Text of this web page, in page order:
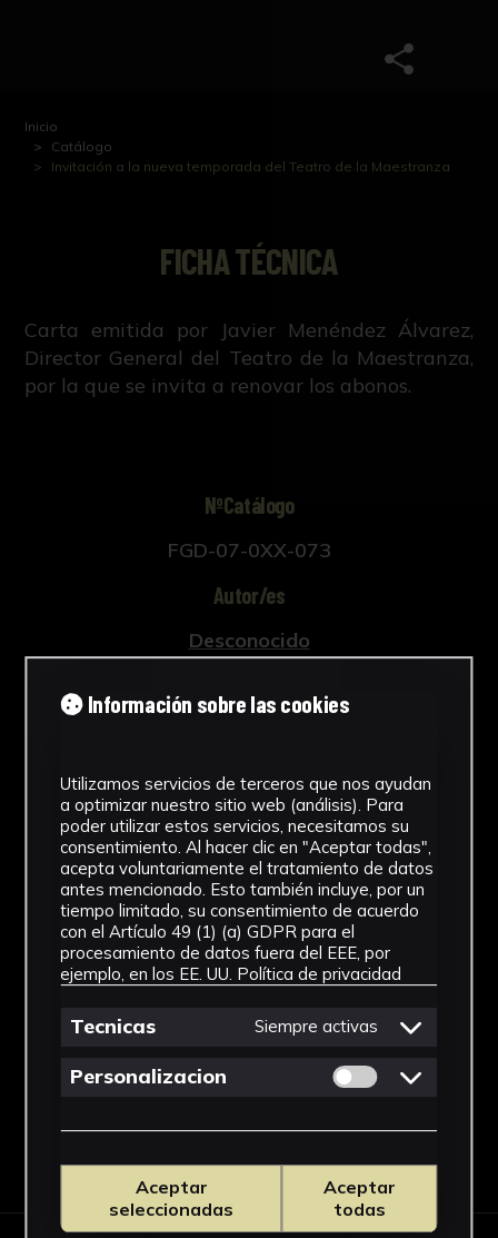
Inicio
Catálogo
Invitación a la nueva temporada del Teatro de la Maestranza
FICHA TÉCNICA
Carta emitida por Javier Menéndez Álvarez,
Director General del Teatro de la Maestranza,
por la que se invita a renovar los abonos.
NºCatálogo
FGD-07-0XX-073
Autor/es
Desconocido
Cronología
2019
Técnica
Impresión
Materiales
Ver más
Información sobre las cookies
Utilizamos servicios de terceros que nos ayudan
a optimizar nuestro sitio web (análisis). Para
poder utilizar estos servicios, necesitamos su
consentimiento. Al hacer clic en "Aceptar todas",
acepta voluntariamente el tratamiento de datos
antes mencionado. Esto también incluye, por un
tiempo limitado, su consentimiento de acuerdo
con el Artículo 49 (1) (a) GDPR para el
procesamiento de datos fuera del EEE, por
ejemplo, en los EE. UU. Política de privacidad
Tecnicas Siempre activas
Personalizacion Permitir cookies
Aceptar
seleccionadas
Aceptar
todas